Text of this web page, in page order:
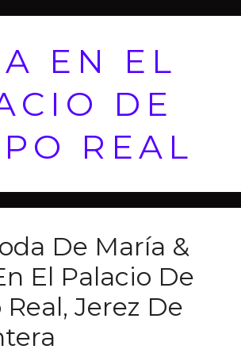
EN EL
DE
REAL
De María &
El Palacio De
Jerez De